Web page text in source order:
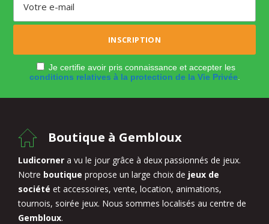
Je certifie avoir pris connaissance et accepter les
conditions relatives à la protection de la Vie Privée.
Boutique à Gembloux
Ludicorner a vu le jour grâce à deux passionnés de jeux.
Notre boutique propose un large choix de jeux de
société et accessoires, vente, location, animations,
tournois, soirée jeux. Nous sommes localisés au centre de
Gembloux.